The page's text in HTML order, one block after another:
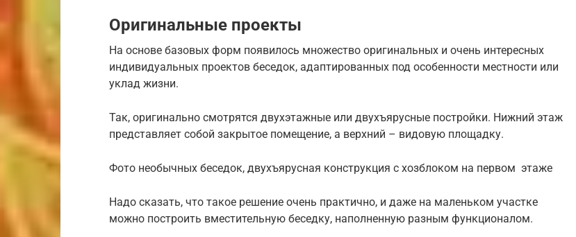
Оригинальные проекты
На основе базовых форм появилось множество оригинальных и очень интересных
индивидуальных проектов беседок, адаптированных под особенности местности или
уклад жизни.
Так, оригинально смотрятся двухэтажные или двухъярусные постройки. Нижний этаж
представляет собой закрытое помещение, а верхний – видовую площадку.
Фото необычных беседок, двухъярусная конструкция с хозблоком на первом этаже
Надо сказать, что такое решение очень практично, и даже на маленьком участке
можно построить вместительную беседку, наполненную разным функционалом.